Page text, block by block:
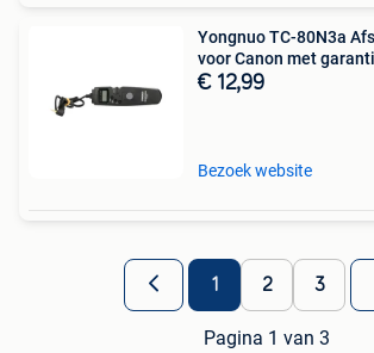
Yongnuo TC-80N3a
voor Canon met
€ 12,99
Bezoek website
1 2 3
Pagina 1 van 3